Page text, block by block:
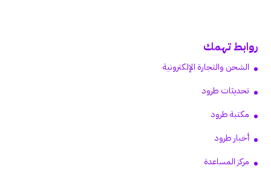
روابط تهمك
الشحن والتجارة الإلكترونية
تحديثات طرود
مكتبة طرود
أخبار طرود
مركز المساعدة